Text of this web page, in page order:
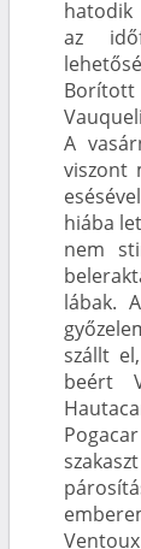
hatodik
az
A
viszont
hiába
nem
lábak.
szállt
beért